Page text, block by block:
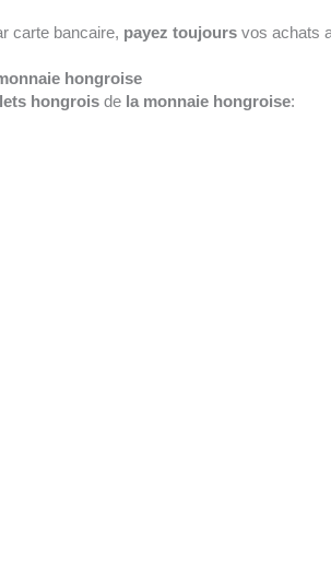
carte bancaire, payez toujours vos achats
hongroise
hongrois de la monnaie hongroise: